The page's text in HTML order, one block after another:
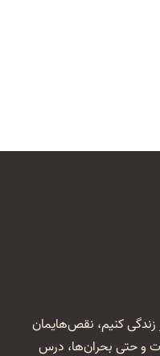
زندگی کنیم، نقص‌هایمان
و حتی بحران‌ها، درس